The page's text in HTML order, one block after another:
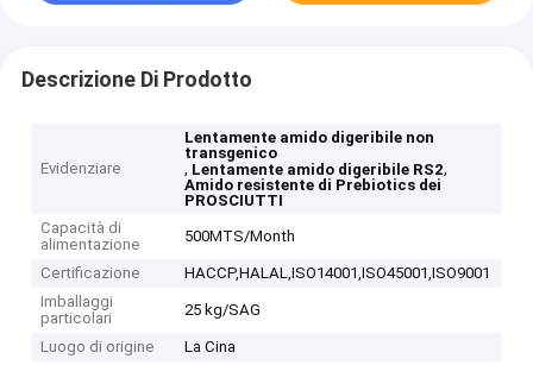
Descrizione Di Prodotto
Evidenziare
Lentamente amido digeribile non
transgenico
, Lentamente amido digeribile RS2,
Amido resistente di Prebiotics dei
PROSCIUTTI
Capacità di
alimentazione
500MTS/Month
Certificazione
HACCP,HALAL,ISO14001,ISO45001,ISO9001
Imballaggi
particolari
25 kg/SAG
Luogo di origine
La Cina